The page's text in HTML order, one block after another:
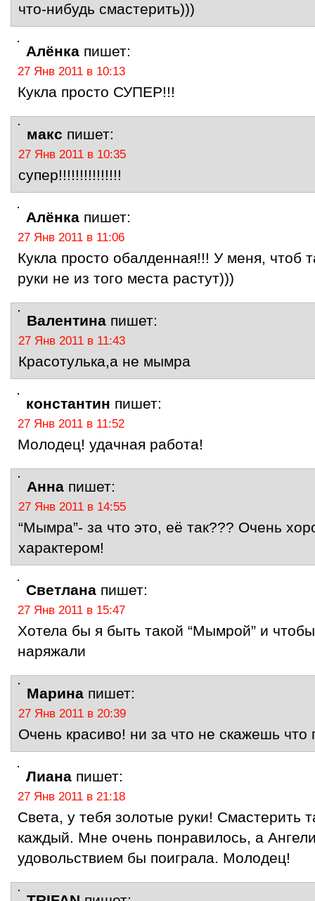
что-нибудь смастерить)))
Алёнка пишет:
27 Янв 2011 в 10:13
Кукла просто СУПЕР!!!
макс пишет:
27 Янв 2011 в 10:35
супер!!!!!!!!!!!!!!!
Алёнка пишет:
27 Янв 2011 в 11:06
Кукла просто обалденная!!! У меня, чтоб
руки не из того места растут)))
Валентина пишет:
27 Янв 2011 в 11:43
Красотулька,а не мымра
константин пишет:
27 Янв 2011 в 11:52
Молодец! удачная работа!
Анна пишет:
27 Янв 2011 в 14:55
“Мымра”- за что это, её так??? Очень
характером!
Светлана пишет:
27 Янв 2011 в 15:47
Хотела бы я быть такой “Мымрой” и
наряжали
Марина пишет:
27 Янв 2011 в 20:39
Очень красиво! ни за что не скажешь что
Лиана пишет:
27 Янв 2011 в 21:18
Света, у тебя золотые руки! Смастерить
каждый. Мне очень понравилось, а
удовольствием бы поиграла. Молодец!